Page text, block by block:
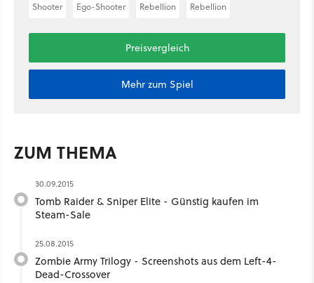
Shooter Ego-Shooter Rebellion Rebellion
Preisvergleich
Mehr zum Spiel
ZUM THEMA
30.09.2015
Tomb Raider & Sniper Elite - Günstig kaufen im
Steam-Sale
25.08.2015
Zombie Army Trilogy - Screenshots aus dem Left-4-
Dead-Crossover